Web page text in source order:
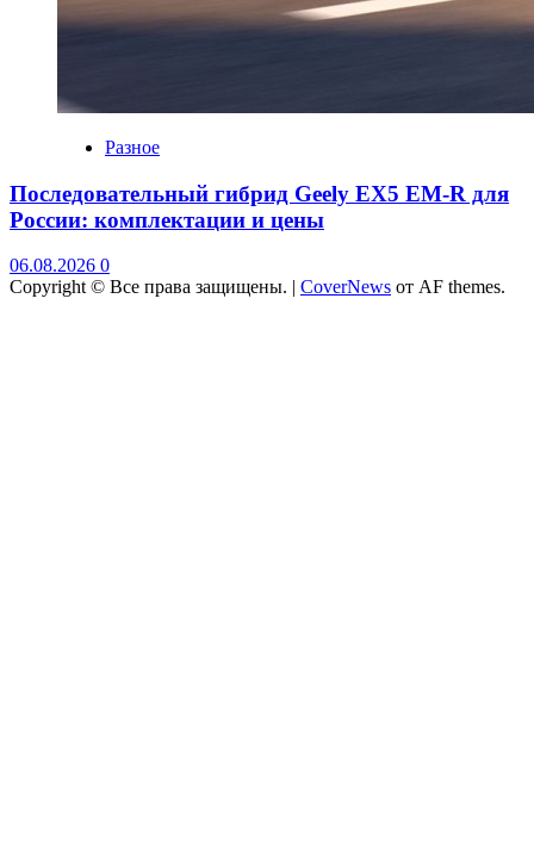
Разное
Последовательный гибрид Geely EX5 EM-R для
России: комплектации и цены
06.08.2026 0
Copyright © Все права защищены. | CoverNews от AF themes.